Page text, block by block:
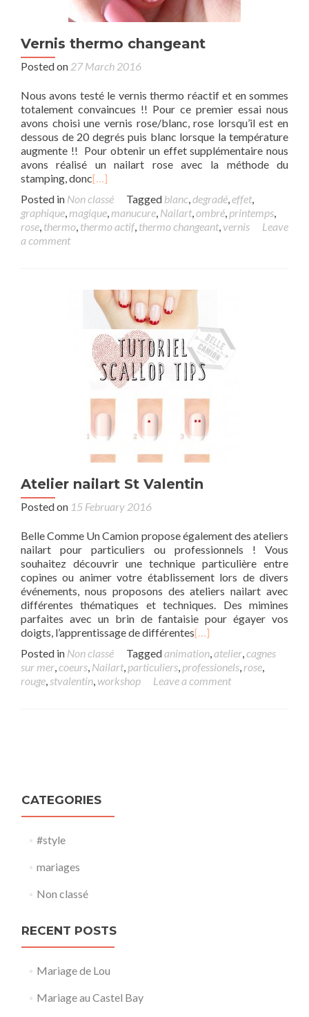
Vernis thermo changeant
Posted on 27 March 2016
Nous avons testé le vernis thermo réactif et en sommes
totalement convaincues !! Pour ce premier essai nous
avons choisi une vernis rose/blanc, rose lorsqu’il est en
dessous de 20 degrés puis blanc lorsque la température
augmente !! Pour obtenir un effet supplémentaire nous
avons réalisé un nailart rose avec la méthode du
stamping, donc[…]
Posted in Non classé Tagged blanc,degradé,effet,
graphique, magique, manucure, Nailart,ombré, printemps,
rose, thermo, thermo actif, thermo changeant, vernis
Leave
a comment
Atelier nailart St Valentin
Posted on 15 February 2016
Belle Comme Un Camion propose également des ateliers
nailart pour particuliers ou professionnels ! Vous
souhaitez découvrir une technique particulière entre
copines ou animer votre établissement lors de divers
événements, nous proposons des ateliers nailart avec
différentes thématiques et techniques. Des mimines
parfaites avec un brin de fantaisie pour égayer vos
doigts, l’apprentissage de différentes[…]
Posted in Non classé Taggedanimation,atelier,cagnes
sur mer,coeurs, Nailart, particuliers, professionels, rose,
rouge,stvalentin, workshop Leave a comment
CATEGORIES
#style
mariages
Non classé
RECENT POSTS
Mariage de Lou
Mariage au Castel Bay